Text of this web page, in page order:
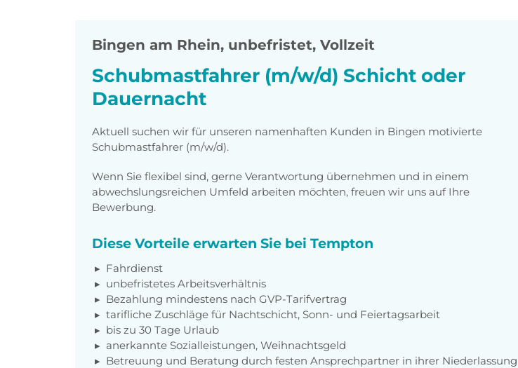
Bingen am Rhein, unbefristet, Vollzeit
Schubmastfahrer (m/w/d) Schicht oder
Dauernacht
Aktuell suchen wir für unseren namenhaften Kunden in Bingen motivierte
Schubmastfahrer (m/w/d).
Wenn Sie flexibel sind, gerne Verantwortung übernehmen und in einem
abwechslungsreichen Umfeld arbeiten möchten, freuen wir uns auf Ihre
Bewerbung.
Diese Vorteile erwarten Sie bei Tempton
Fahrdienst
unbefristetes Arbeitsverhältnis
Bezahlung mindestens nach GVP-Tarifvertrag
tarifliche Zuschläge für Nachtschicht, Sonn- und Feiertagsarbeit
bis zu 30 Tage Urlaub
anerkannte Sozialleistungen, Weihnachtsgeld
Betreuung und Beratung durch festen Ansprechpartner in ihrer Niederlassung